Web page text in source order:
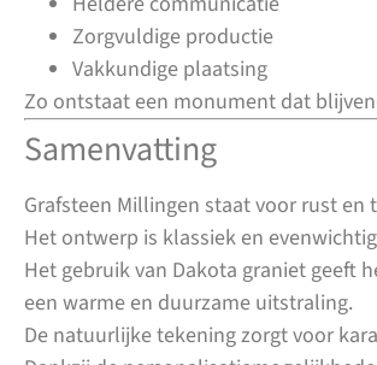
Zorgvuldige productie
Vakkundige plaatsing
Zo ontstaat een monument dat
Samenvatting
Grafsteen Millingen staat voor rust en
Het ontwerp is klassiek en
Het gebruik van Dakota graniet geeft
een warme en duurzame uitstraling.
De natuurlijke tekening zorgt voor